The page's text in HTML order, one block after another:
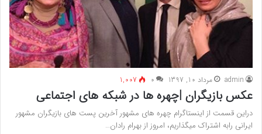
admin مرداد 10, 1397 ۰ 1,007
عکس بازیگران |چهره ها در شبکه های اجتماعی
دراین قسمت از اینستاگرام چهره های مشهور آخرین پست های بازیگران مشهور
ایرانی رابه اشتراک میگذاریم، امروز از بهرام رادان…